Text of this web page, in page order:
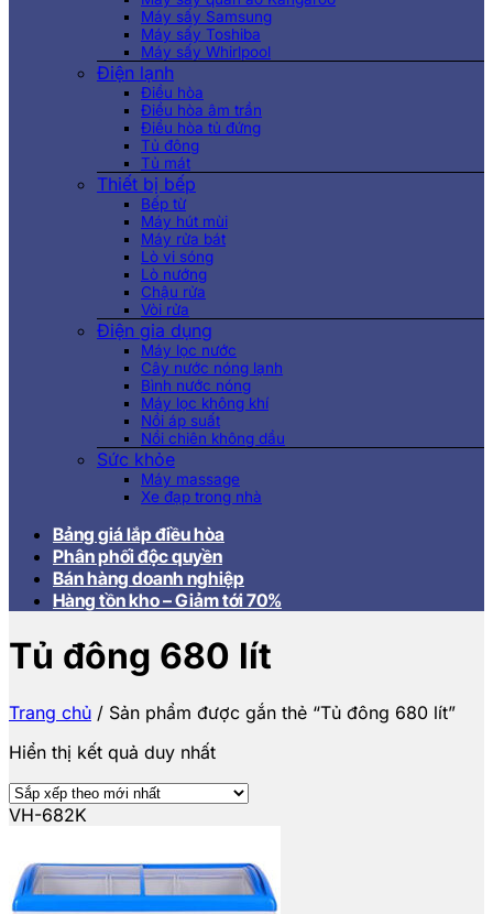
Máy sấy Samsung
Máy sấy Toshiba
Máy sấy Whirlpool
Điện lạnh
Điều hòa
Điều hòa âm trần
Điều hòa tủ đứng
Tủ đông
Tủ mát
Thiết bị bếp
Bếp từ
Máy hút mùi
Máy rửa bát
Lò vi sóng
Lò nướng
Chậu rửa
Vòi rửa
Điện gia dụng
Máy lọc nước
Cây nước nóng lạnh
Bình nước nóng
Máy lọc không khí
Nồi áp suất
Nồi chiên không dầu
Sức khỏe
Máy massage
Xe đạp trong nhà
Bảng giá lắp điều hòa
Phân phối độc quyền
Bán hàng doanh nghiệp
Hàng tồn kho – Giảm tới 70%
Tủ đông 680 lít
Trang chủ / Sản phẩm được gắn thẻ “Tủ đông 680 lít”
Hiển thị kết quả duy nhất
VH-682K